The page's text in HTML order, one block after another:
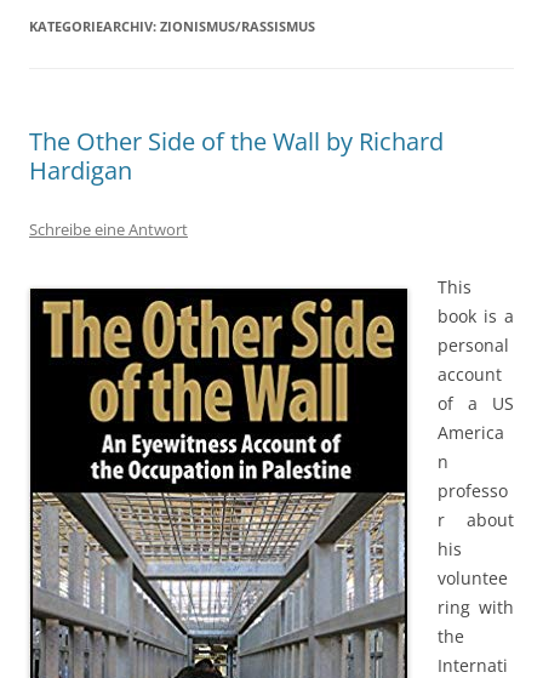
KATEGORIEARCHIV: ZIONISMUS/RASSISMUS
The Other Side of the Wall by Richard
Hardigan
Schreibe eine Antwort
This
book is a
personal
account
of a US
America
n
professo
r about
his
voluntee
ring with
the
Internati